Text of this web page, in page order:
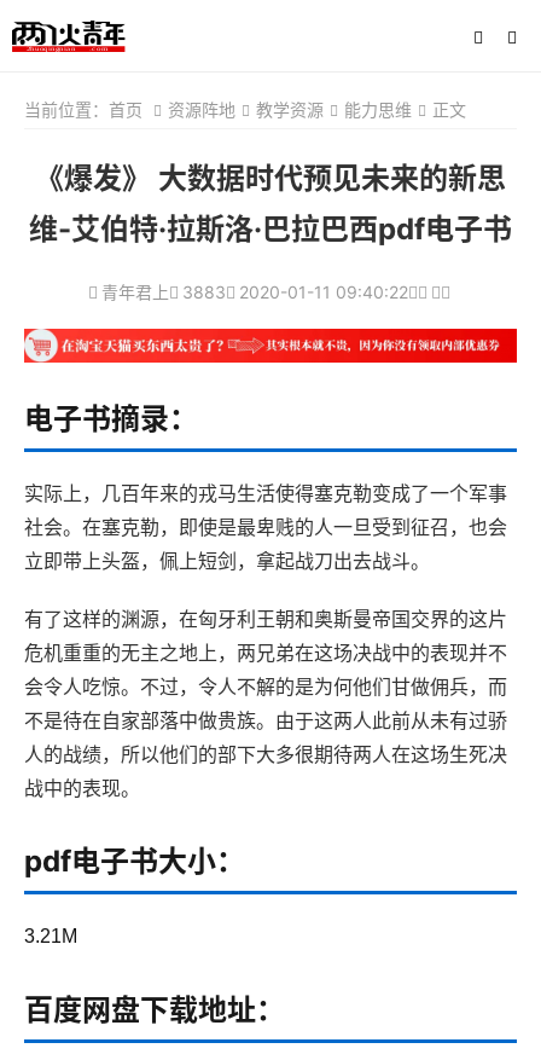
当前位置： 首页 资源阵地 教学资源 能力思维 正文
《爆发》 大数据时代预见未来的新思
维-艾伯特·拉斯洛·巴拉巴西pdf电子书
青年君上 3883 2020-01-11 09:40:22
电子书摘录：
实际上，几百年来的戎马生活使得塞克勒变成了一个军事
社会。在塞克勒，即使是最卑贱的人一旦受到征召，也会
立即带上头盔，佩上短剑，拿起战刀出去战斗。
有了这样的渊源，在匈牙利王朝和奥斯曼帝国交界的这片
危机重重的无主之地上，两兄弟在这场决战中的表现并不
会令人吃惊。不过，令人不解的是为何他们甘做佣兵，而
不是待在自家部落中做贵族。由于这两人此前从未有过骄
人的战绩，所以他们的部下大多很期待两人在这场生死决
战中的表现。
pdf电子书大小：
3.21M
百度网盘下载地址：